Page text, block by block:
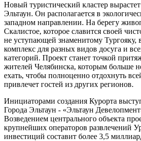
Новый туристический кластер
Эльтаун. Он располагается в
западном направлении. На берегу
Скалистое, которое славится своей
не уступающей знаменитому Тургояку,
комплекс для разных видов досуга и
категорий. Проект станет точкой
жителей Челябинска, которым больше
ехать, чтобы полноценно отдохнуть
привлечет гостей из других регионов.
Инициаторами создания Курорта
Города Эльтаун - «Эльтаун
Возведением центрального объекта
крупнейших операторов развлечений
инвестиций составит более 3,5